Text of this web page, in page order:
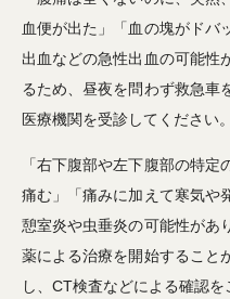
血便が出た」「血の塊がドバ
出血などの急性出血の可能性
るため、昼夜を問わず救急車
医療機関を受診してください。
「右下腹部や左下腹部の特
痛む」「痛みに加えて寒気や
憩室炎や虫垂炎の可能性があ
薬による治療を開始すること
し、CT検査などによる確認を